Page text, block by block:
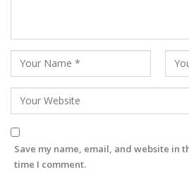
Save my name, email, and website in
time I comment.